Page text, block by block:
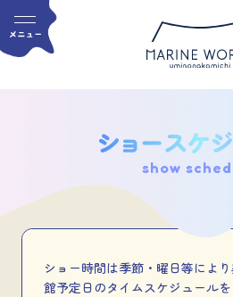
show
ショー時間は季節・曜日等によ
館予定日のタイムスケジュールを